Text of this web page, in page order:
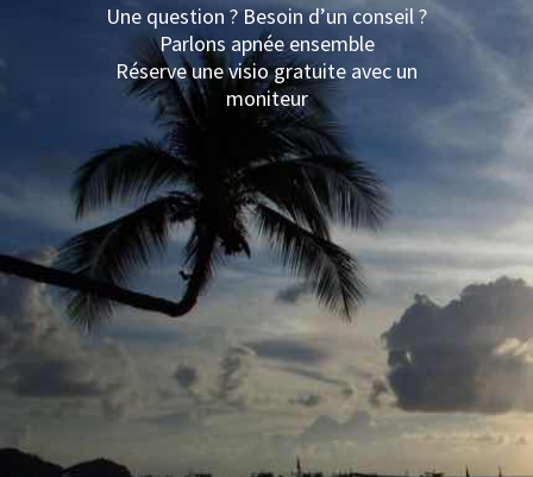
Une question ? Besoin d’un conseil ?
Parlons apnée ensemble
Réserve une visio gratuite avec un
moniteur